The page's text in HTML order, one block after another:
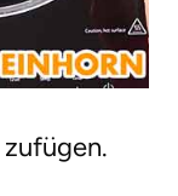
zufügen.